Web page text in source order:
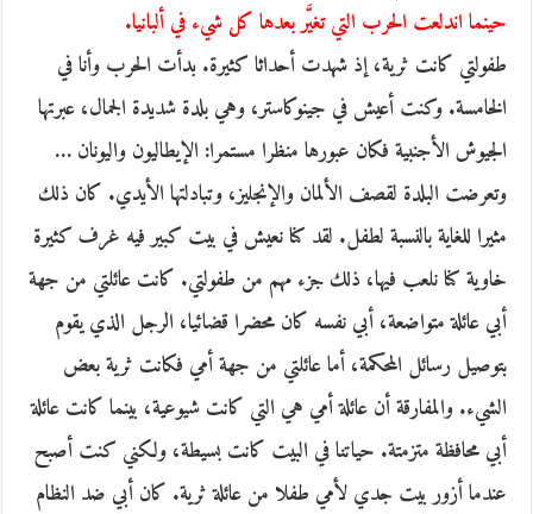
حينما اندلعت الحرب التي تغيَّر بعدها كل شيء في ألبانيا.
طفولتي كانت ثرية، إذ شهدت أحداثا كثيرة. بدأت الحرب وأنا في
الخامسة. وكنت أعيش في جينوكاستر، وهي بلدة شديدة الجمال، عبرتها
الجيوش الأجنبية فكان عبورها منظرا مستمرا: الإيطاليون واليونان …
وتعرضت البلدة لقصف الألمان والإنجليز، وتبادلتها الأيدي. كان ذلك
مثيرا للغاية بالنسبة لطفل. لقد كنا نعيش في بيت كبير فيه غرف كثيرة
خاوية كنا نلعب فيها، ذلك جزء مهم من طفولتي. كانت عائلتي من جهة
أبي عائلة متواضعة، أبي نفسه كان محضرا قضائيا، الرجل الذي يقوم
بتوصيل رسائل المحكمة، أما عائلتي من جهة أمي فكانت ثرية بعض
الشيء. والمفارقة أن عائلة أمي هي التي كانت شيوعية، بينما كانت عائلة
أبي محافظة متزمتة. حياتنا في البيت كانت بسيطة، ولكني كنت أصبح
عندما أزور بيت جدي لأمي طفلا من عائلة ثرية. كان أبي ضد النظام